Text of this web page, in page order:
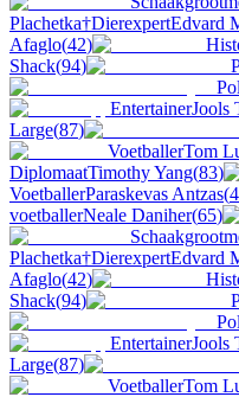
Plachetka†DierexpertEdvard
Afaglo(42)
Shack(94)
EntertainerJools
Large(87)
VoetballerTom
DiplomaatTimothy Yang(83)
VoetballerParaskevas Antzas(
voetballerNeale Daniher(65)
Plachetka†DierexpertEdvard
Afaglo(42)
Shack(94)
EntertainerJools
Large(87)
VoetballerTom